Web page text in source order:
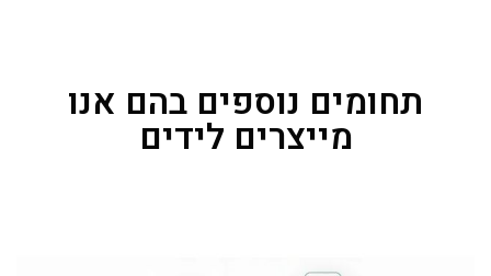
תחומים נוספים בהם אנו
מייצרים לידים